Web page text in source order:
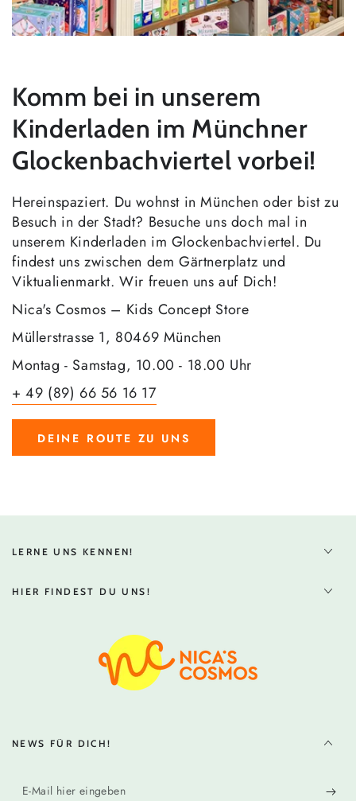
Komm bei in unserem
Kinderladen im Münchner
Glockenbachviertel vorbei!
Hereinspaziert. Du wohnst in München oder bist zu
Besuch in der Stadt? Besuche uns doch mal in
unserem Kinderladen im Glockenbachviertel. Du
findest uns zwischen dem Gärtnerplatz und
Viktualienmarkt. Wir freuen uns auf Dich!
Nica's Cosmos – Kids Concept Store
Müllerstrasse 1, 80469 München
Montag - Samstag, 10.00 - 18.00 Uhr
+ 49 (89) 66 56 16 17
DEINE ROUTE ZU UNS
LERNE UNS KENNEN!
HIER FINDEST DU UNS!
NEWS FÜR DICH!
E-